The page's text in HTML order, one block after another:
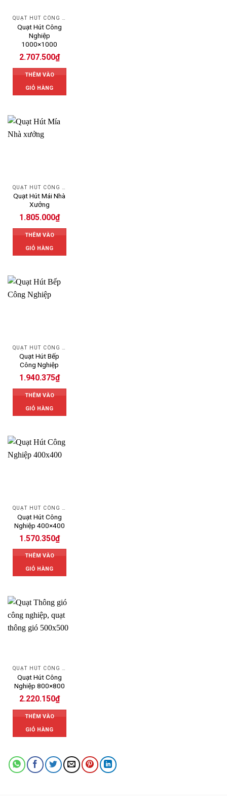
QUẠT HÚT CÔNG NGHIỆP
Quạt Hút Công
Nghiệp
1000×1000
2.707.500₫
THÊM VÀO
GIỎ HÀNG
Quạt Hút Mái Nhà
Xưởng
1.805.000₫
THÊM VÀO
GIỎ HÀNG
Quạt Hút Bếp
Công Nghiệp
1.940.375₫
THÊM VÀO
GIỎ HÀNG
Quạt Hút Công
Nghiệp 400×400
1.570.350₫
THÊM VÀO
GIỎ HÀNG
Quạt Hút Công
Nghiệp 800×800
2.220.150₫
THÊM VÀO
GIỎ HÀNG